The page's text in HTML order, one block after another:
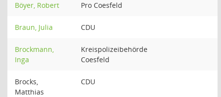
Böyer, Robert Pro Coesfeld
Braun, Julia CDU
Brockmann,
Inga
Kreispolizeibehörde
Coesfeld
Brocks,
Matthias
CDU